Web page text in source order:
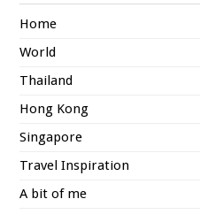
Home
World
Thailand
Hong Kong
Singapore
Travel Inspiration
A bit of me